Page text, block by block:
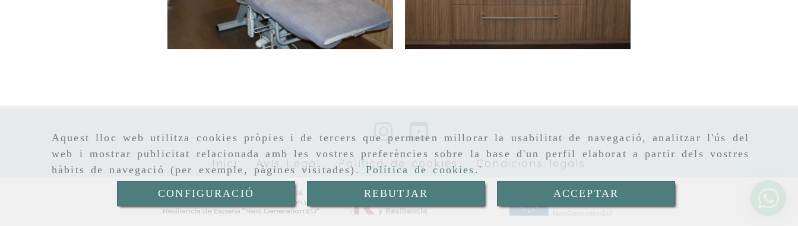
Aquest lloc web utilitza cookies pròpies i de tercers que permeten millorar la usabilitat de navegació, analitzar l'ús del
web i mostrar publicitat relacionada amb les vostres preferències sobre la base d'un perfil elaborat a partir dels vostres
hàbits de navegació (per exemple, pàgines visitades).Política de cookies .'
CONFIGURACIÓ REBUTJAR ACCEPTAR
Inici Avís Legal Política de cookies Condicions legals